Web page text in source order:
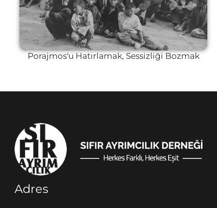
Porajmos'u Hatırlamak, Sessizliği Bozmak
Adres